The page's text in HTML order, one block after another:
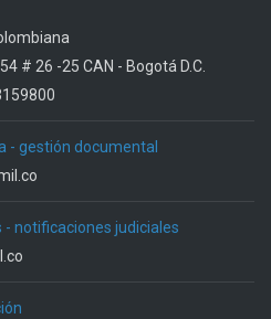
# 26 -25 CAN - Bogotá D.C.
- gestión documental
notificaciones judiciales